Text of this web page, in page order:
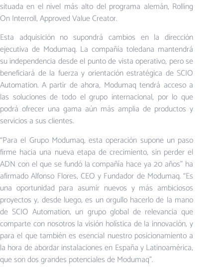
situada en el nivel más alto del programa alemán, Rolling
On Interroll, Approved Value Creator.
Esta adquisición no supondrá cambios en la dirección
ejecutiva de Modumaq. La compañía toledana mantendrá
su independencia desde el punto de vista operativo, pero se
beneficiará de la fuerza y orientación estratégica de SCIO
Automation. A partir de ahora, Modumaq tendrá acceso a
las soluciones de todo el grupo internacional, por lo que
podrá ofrecer una gama aún más amplia de productos y
servicios a sus clientes.
“Para el Grupo Modumaq, esta operación supone un paso
firme hacia una nueva etapa de crecimiento, sin perder el
ADN con el que se fundó la compañía hace ya 20 años” ha
afirmado Alfonso Flores, CEO y Fundador de Modumaq. “Es
una oportunidad para asumir nuevos y más ambiciosos
proyectos y, desde luego, es un orgullo hacerlo de la mano
de SCIO Automation, un grupo global de relevancia que
comparte con nosotros la visión holística de la innovación, y
para el que también es esencial nuestro posicionamiento a
la hora de abordar instalaciones en España y Latinoamérica,
que son dos grandes potenciales de Modumaq”.